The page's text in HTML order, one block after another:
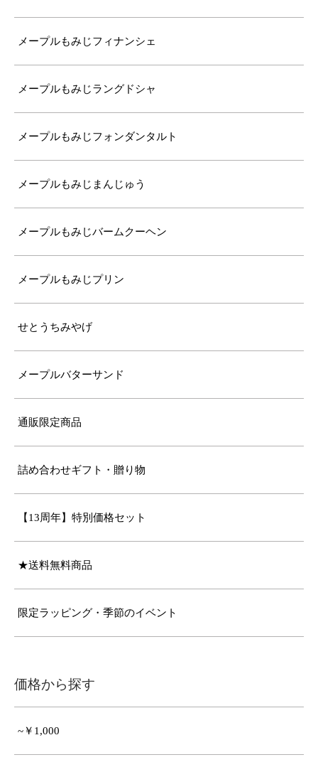
メープルもみじフィナンシェ
メープルもみじラングドシャ
メープルもみじフォンダンタルト
メープルもみじまんじゅう
メープルもみじバームクーヘン
メープルもみじプリン
せとうちみやげ
メープルバターサンド
通販限定商品
詰め合わせギフト・贈り物
【13周年】特別価格セット
★送料無料商品
限定ラッピング・季節のイベント
価格から探す
~￥1,000